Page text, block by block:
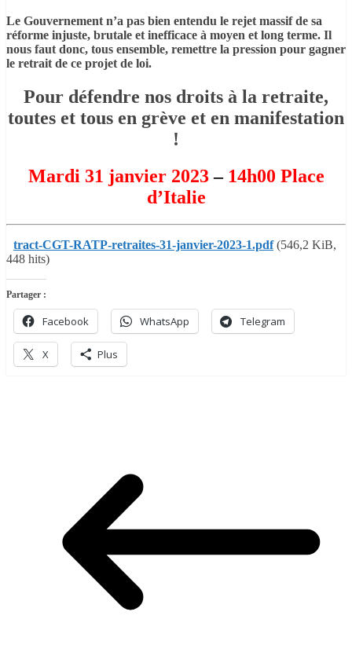
Le Gouvernement n’a pas bien entendu le rejet massif de sa
réforme injuste, brutale et inefficace à moyen et long terme. Il
nous faut donc, tous ensemble, remettre la pression pour gagner
le retrait de ce projet de loi.
Pour défendre nos droits à la retraite,
toutes et tous en grève et en manifestation
!
Mardi 31 janvier 2023– 14h00 Place
d’Italie
tract-CGT-RATP-retraites-31-janvier-2023-1.pdf(546,2 KiB,
448 hits)
Partager :
Facebook WhatsApp Telegram
X Plus